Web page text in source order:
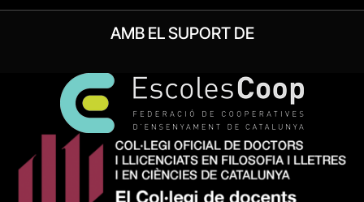
AMB EL SUPORT DE